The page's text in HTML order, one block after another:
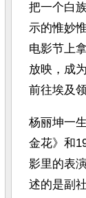
把一个白
示的惟妙
电影节上
放映，成
前往埃及
杨丽坤一
金花》和
影里的表
述的是副